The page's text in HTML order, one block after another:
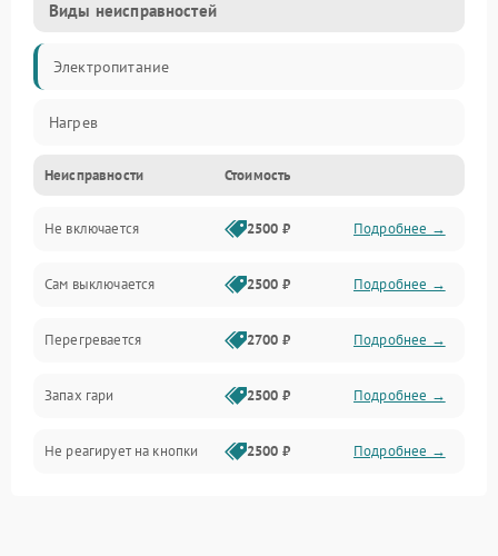
Виды неисправностей
Электропитание
Нагрев
Неисправности Стоимость
Не включается 2500 ₽ Подробнее →
Сам выключается 2500 ₽ Подробнее →
Перегревается 2700 ₽ Подробнее →
Запах гари 2500 ₽ Подробнее →
Не реагирует на кнопки 2500 ₽ Подробнее →